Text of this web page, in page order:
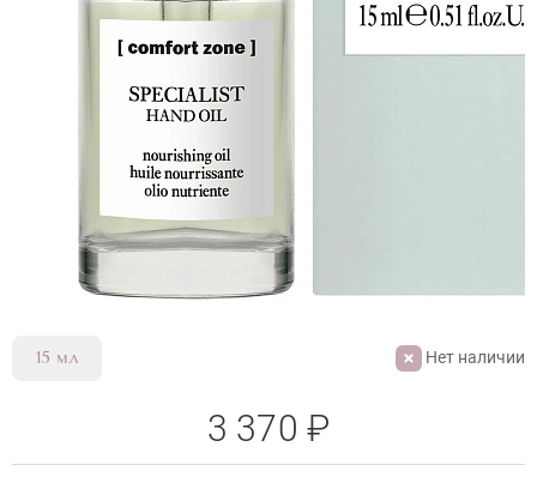
15 мл Нет наличии
3 370 ₽